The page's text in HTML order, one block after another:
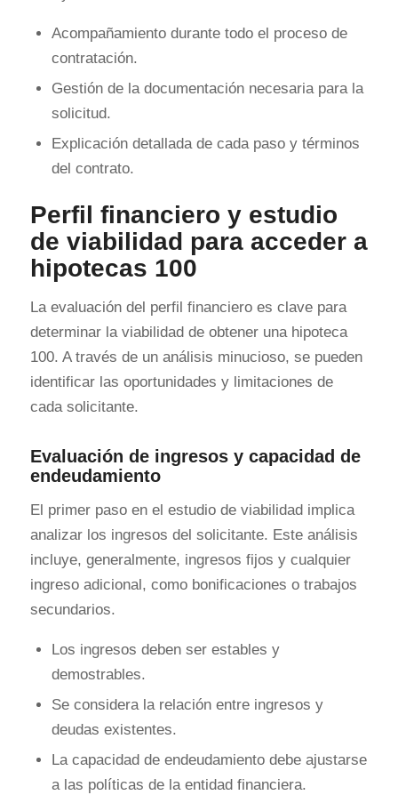
Acompañamiento durante todo el proceso de
contratación.
Gestión de la documentación necesaria para la
solicitud.
Explicación detallada de cada paso y términos
del contrato.
Perfil financiero y estudio
de viabilidad para acceder a
hipotecas 100
La evaluación del perfil financiero es clave para
determinar la viabilidad de obtener una hipoteca
100. A través de un análisis minucioso, se pueden
identificar las oportunidades y limitaciones de
cada solicitante.
Evaluación de ingresos y capacidad de
endeudamiento
El primer paso en el estudio de viabilidad implica
analizar los ingresos del solicitante. Este análisis
incluye, generalmente, ingresos fijos y cualquier
ingreso adicional, como bonificaciones o trabajos
secundarios.
Los ingresos deben ser estables y
demostrables.
Se considera la relación entre ingresos y
deudas existentes.
La capacidad de endeudamiento debe ajustarse
a las políticas de la entidad financiera.